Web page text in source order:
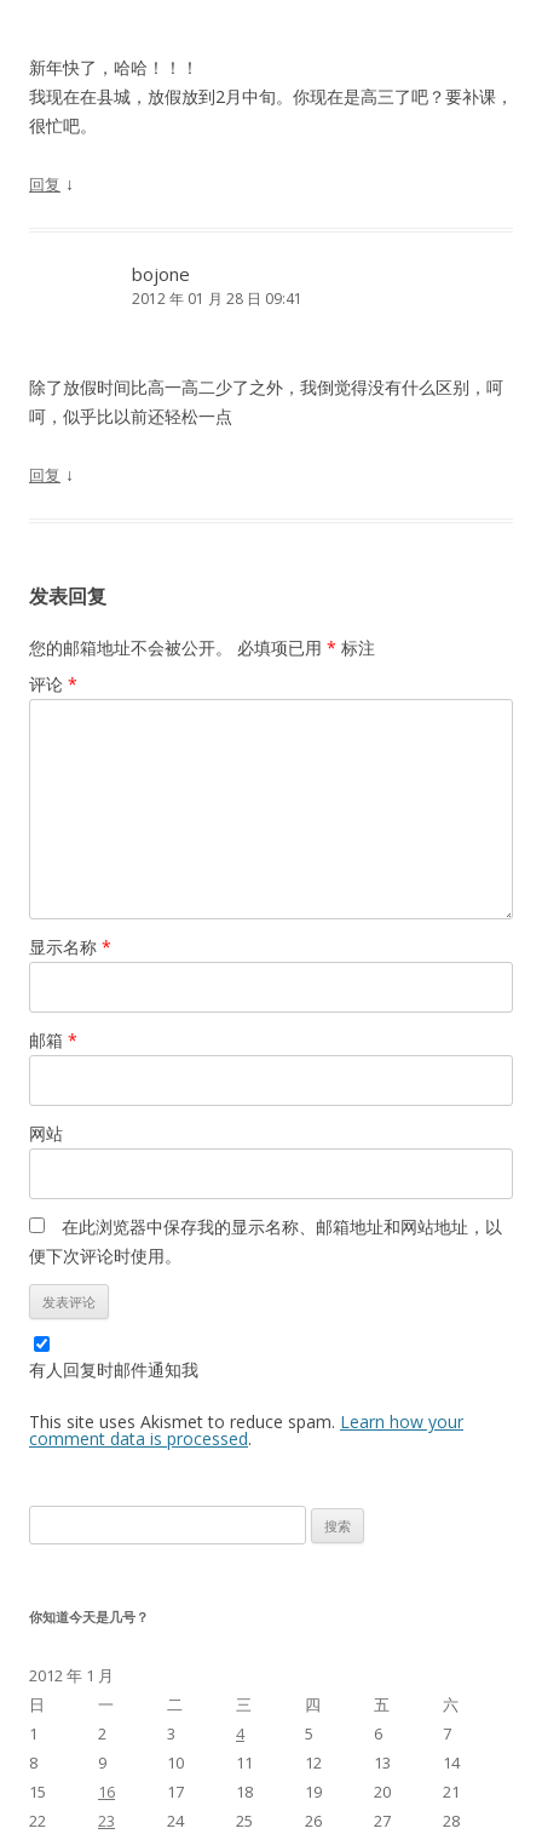
新年快了，哈哈！！！
我现在在县城，放假放到2月中旬。你现在是高三了吧？要补课，
很忙吧。
回复 ↓
bojone
2012 年 01 月 28 日 09:41
除了放假时间比高一高二少了之外，我倒觉得没有什么区别，呵
呵，似乎比以前还轻松一点
回复 ↓
发表回复
您的邮箱地址不会被公开。 必填项已用 * 标注
评论 *
显示名称 *
邮箱 *
网站
在此浏览器中保存我的显示名称、邮箱地址和网站地址，以
便下次评论时使用。
有人回复时邮件通知我
This site uses Akismet to reduce spam. Learn how your
comment data is processed.
索：
你知道今天是几号？
2012 年 1 月
日
一 二 三 四 五
六
1
2 3 4 5 6
7
8
9 10 11 12 13
14
15
16 17 18 19 20
21
22
23 24 25 26 27
28